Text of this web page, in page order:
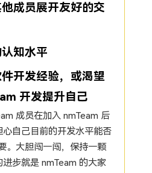
成员展开友好的交
知水平
开发经验，或渴望
开发提升自己
成员在加入 nmTeam 后
自己目前的开发水平能否
。大胆闯一闯，保持一颗
步就是 nmTeam 的大家